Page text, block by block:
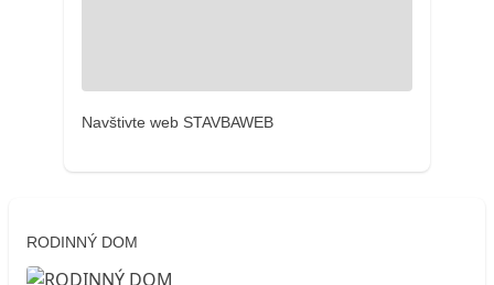
Navštivte web STAVBAWEB
RODINNÝ DOM